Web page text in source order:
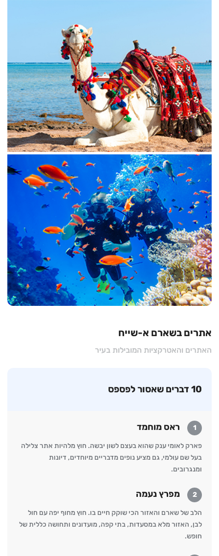
אתרים בשארם א-שייח
האתרים והאטרקציות המובילות בעיר
10 דברים שאסור לפספס
1 ראס מוחמד
פארק לאומי ענק שהוא בעצם לשון יבשה. חוץ מלהיות אתר צלילה
בעל שם עולמי, גם מציע נופים מדבריים מיוחדים, דיונות
ומנגרובים.
2 מפרץ נעמה
הלב של שארם והאזור הכי שוקק חיים בו. חוץ מחוף יפה עם חול
לבן, האזור מלא במסעדות, בתי קפה, מועדונים ותחושה כללית של
חופש.